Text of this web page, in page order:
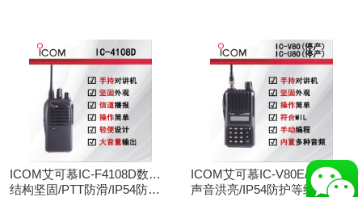
ICOM艾可慕IC-F4108D数字
对讲机
结构坚固/PTT防滑/IP54防护/
ICOM艾可慕IC-V80E/IC-
U80E手持对讲机（停产）
声音洪亮/IP54防护等级/手动